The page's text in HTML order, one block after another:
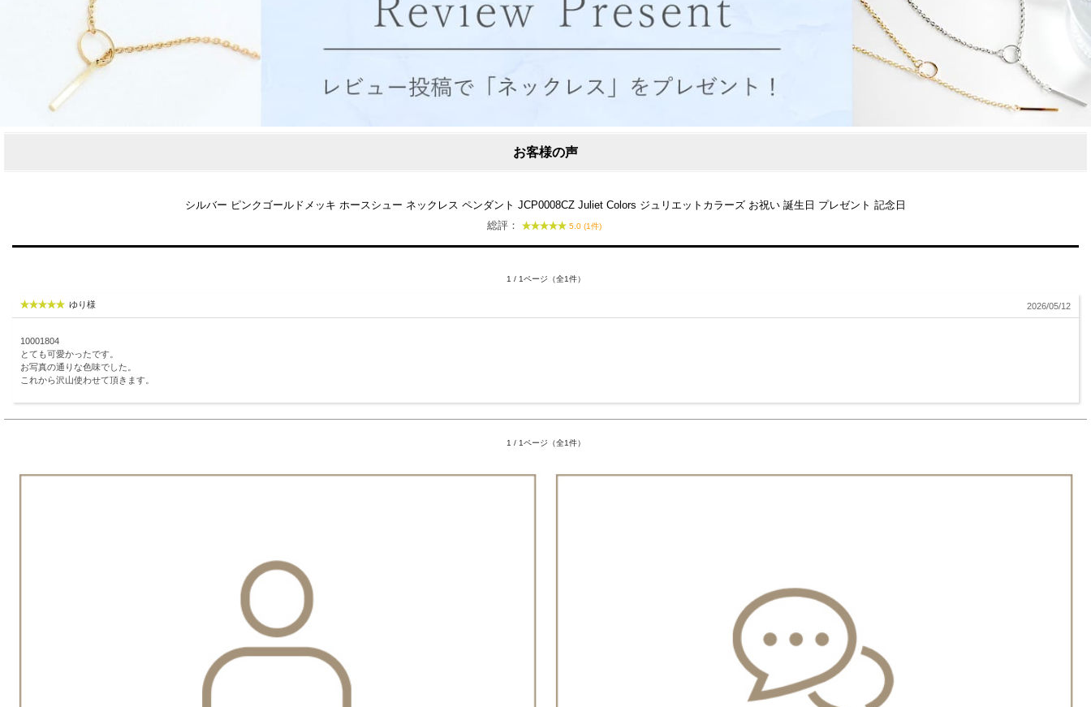
お客様の声
シルバー ピンクゴールドメッキ ホースシュー ネックレス ペンダント JCP0008CZ Juliet Colors ジュリエットカラーズ お祝い 誕生日 プレゼント 記念日
総評：
5.0 (1件)
1 / 1ページ（全1件）
ゆり様 2026/05/12
10001804
とても可愛かったです。
お写真の通りな色味でした。
これから沢山使わせて頂きます。
1 / 1ページ（全1件）